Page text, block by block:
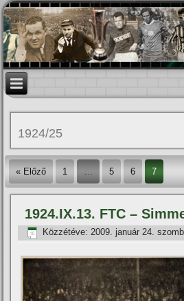
1924/25
« Előző 1 … 5 6 7
1924.IX.13. FTC –
Közzétéve: 2009. január 24.